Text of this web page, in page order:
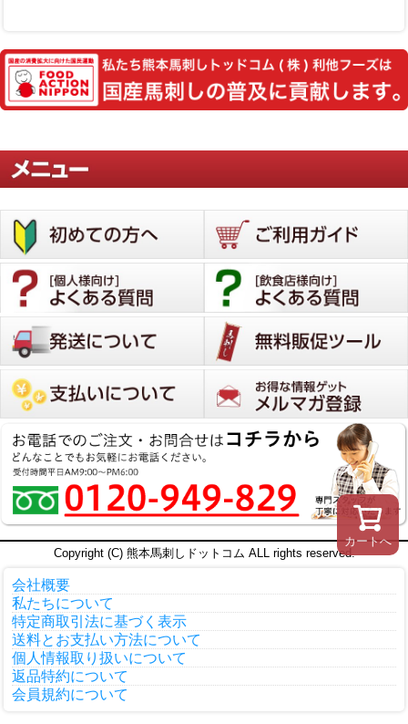
カートへ
Copyright (C) 熊本馬刺しドットコム ALL rights reserved.
会社概要
私たちについて
特定商取引法に基づく表示
送料とお支払い方法について
個人情報取り扱いについて
返品特約について
会員規約について